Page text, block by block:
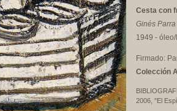
Cesta con
Ginés Parra
1949 -
Firmado:
Colección
2006, "El